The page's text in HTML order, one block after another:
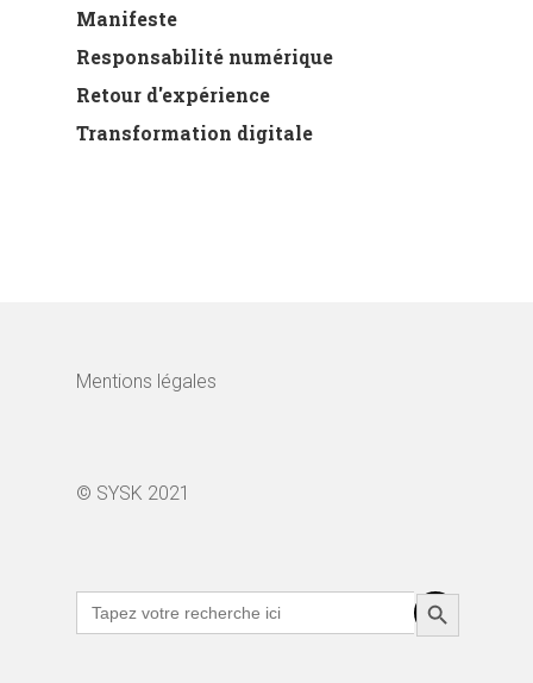
Manifeste
Responsabilité numérique
Retour d'expérience
Transformation digitale
Mentions légales
© SYSK 2021
Search
for:
Search Button